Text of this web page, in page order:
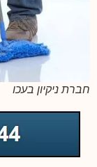
חברת ניקיון בעכו